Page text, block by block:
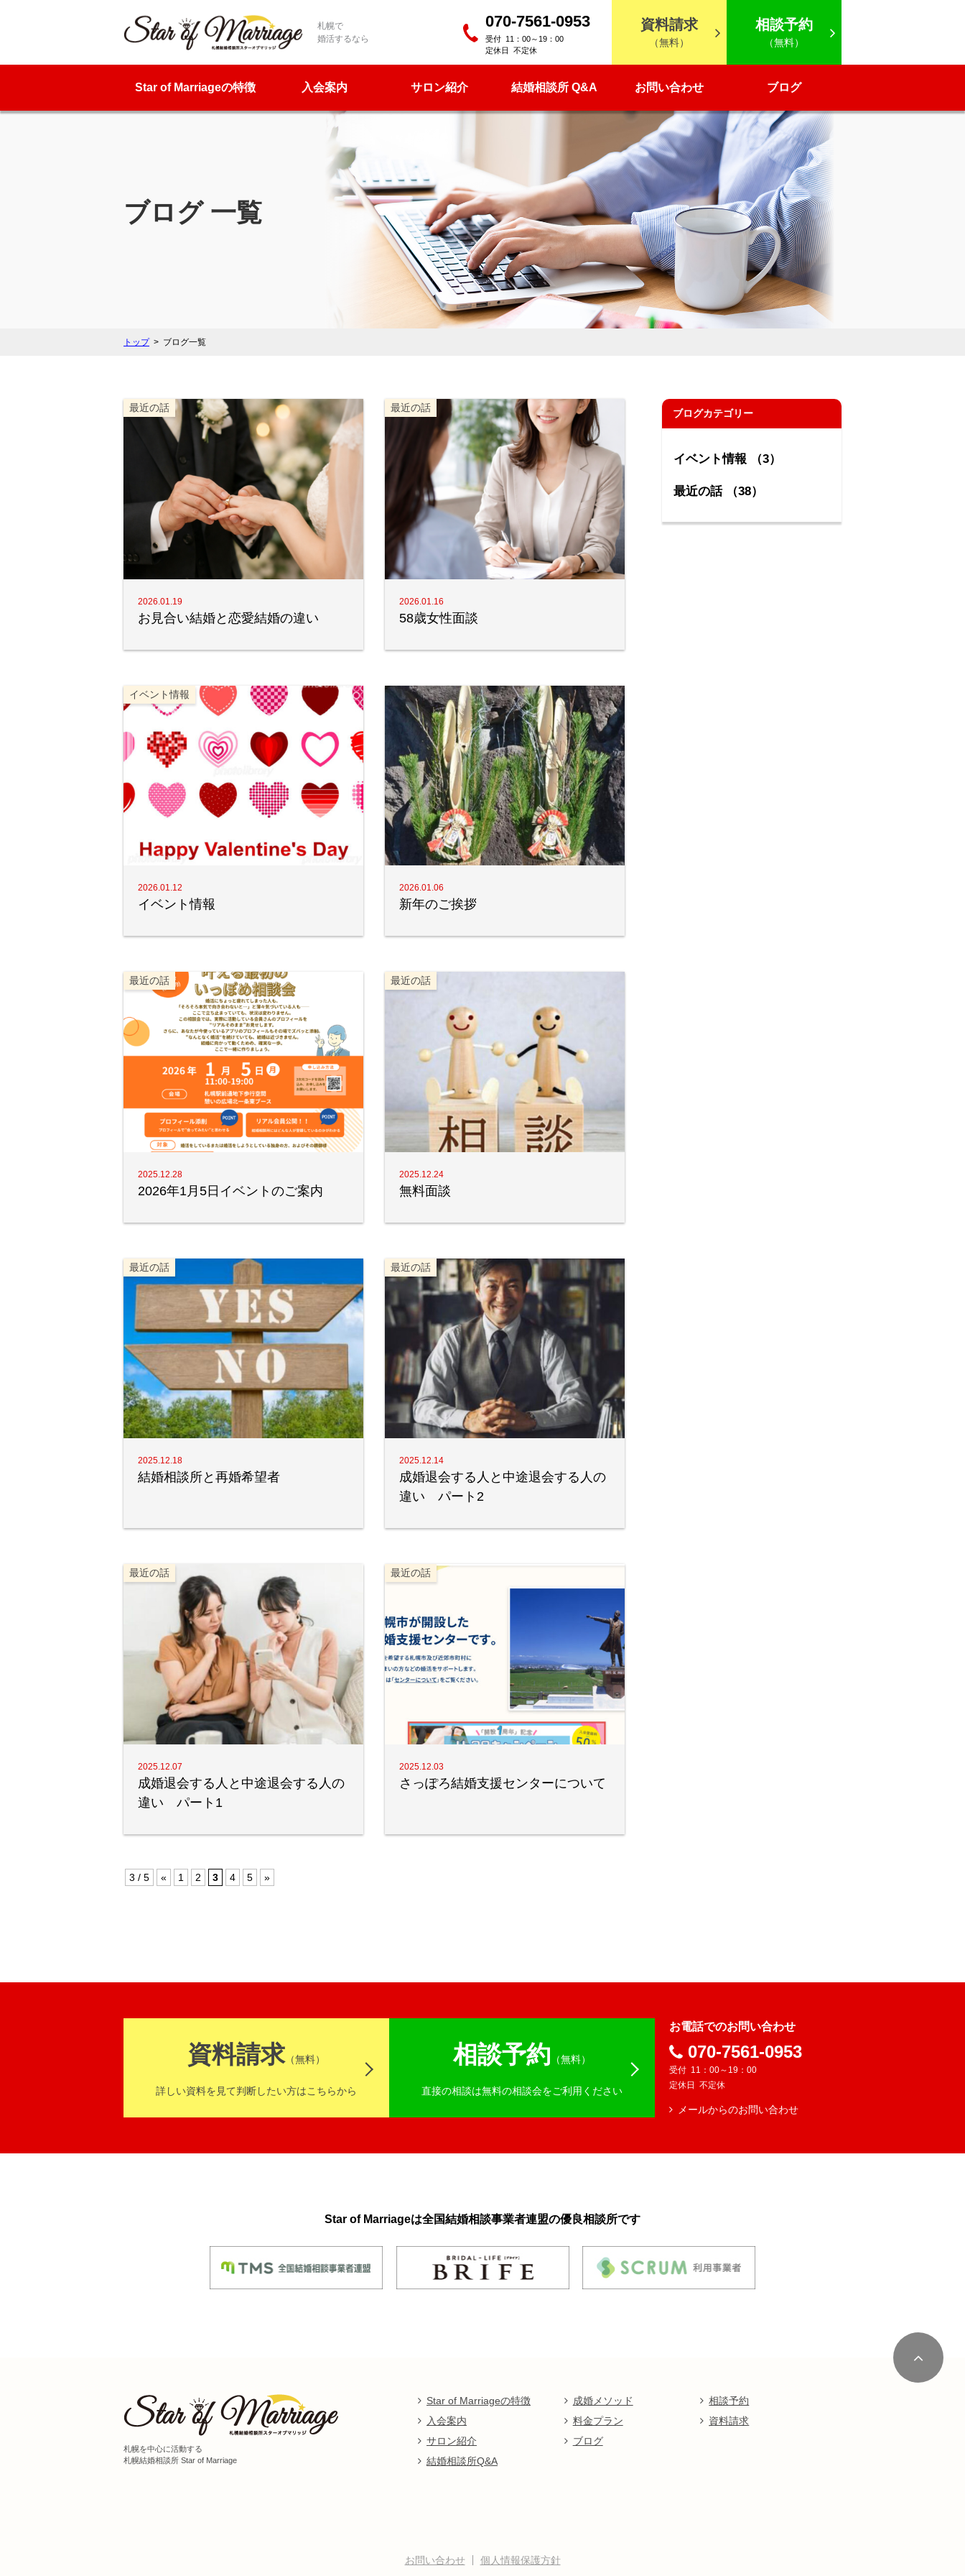
札幌で
婚活するなら
070-7561-0953
11：00～19：00
定休日 不定休
資料請求
（無料）
相談予約
（無料）
Star of Marriageの特徴 入会案内 サロン紹介 結婚相談所 Q&A お問い合わせ ブログ
ブログ 一覧
トップ ブログ一覧
2026.01.19
最近の話
お見合い結婚と恋愛結婚の違い
2026.01.16
最近の話
58歳女性面談
2026.01.12
イベント情報
イベント情報
2026.01.06
新年のご挨拶
2025.12.28
最近の話
2026年1月5日イベントのご案内
2025.12.24
最近の話
無料面談
2025.12.18
最近の話
結婚相談所と再婚希望者
2025.12.14
最近の話
成婚退会する人と中途退会する人の
違い パート2
2025.12.07
最近の話
成婚退会する人と中途退会する人の
違い パート1
2025.12.03
最近の話
さっぽろ結婚支援センターについて
3 / 5 « 1 2 3 4 5 »
ブログカテゴリー
イベント情報 （3）
最近の話 （38）
資料請求（無料）
詳しい資料を見て判断したい方はこちらから
相談予約 （無料）
直接の相談は無料の相談会をご利用ください
お電話でのお問い合わせ
070-7561-0953
11：00～19：00
定休日 不定休
メールからのお問い合わせ
Star of Marriageは全国結婚相談事業者連盟の優良相談所です
札幌を中心に活動する
札幌結婚相談所 Star of Marriage
Star of Marriageの特徴
入会案内
サロン紹介
結婚相談所Q&A
成婚メソッド
料金プラン
ブログ
相談予約
資料請求
お問い合わせ 個人情報保護方針